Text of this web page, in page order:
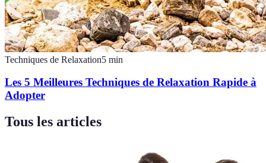
Techniques de Relaxation5 min
Les 5 Meilleures Techniques de Relaxation Rapide à
Adopter
Tous les articles